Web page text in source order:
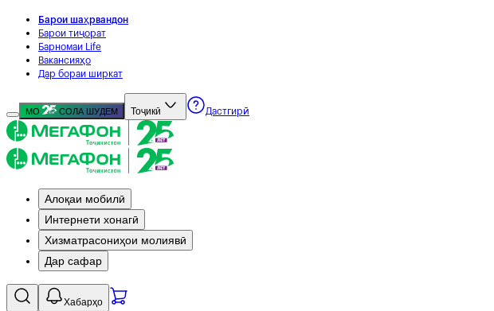
Барои шаҳрвандон
Барои тиҷорат
Барномаи Life
Вакансияҳо
Дар бораи ширкат
МО СОЛА ШУДЕМ Тоҷикӣ Дастгирӣ
Алоқаи мобилӣ
Интернети хонагӣ
Хизматрасониҳои молиявӣ
Дар сафар
Хабарҳо